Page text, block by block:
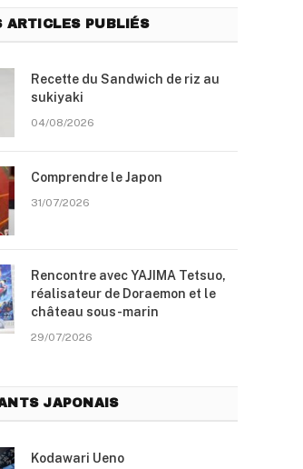
ARTICLES PUBLIÉS
Recette du Sandwich de riz au
sukiyaki
04/08/2026
Comprendre le Japon
31/07/2026
Rencontre avec YAJIMA Tetsuo,
réalisateur de Doraemon et le
château sous-marin
29/07/2026
JAPONAIS
Kodawari Ueno